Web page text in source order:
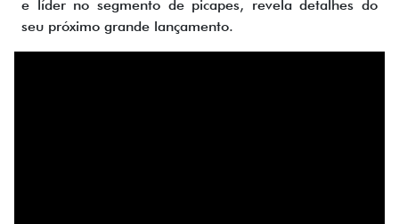
e líder no segmento de picapes, revela detalhes do
seu próximo grande lançamento.